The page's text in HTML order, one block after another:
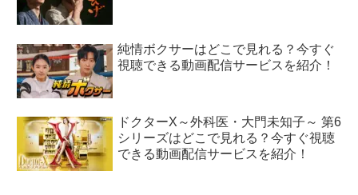
純情ボクサーはどこで見れる？今すぐ
視聴できる動画配信サービスを紹介！
ドクターX～外科医・大門未知子～ 第6
シリーズはどこで見れる？今すぐ視聴
できる動画配信サービスを紹介！